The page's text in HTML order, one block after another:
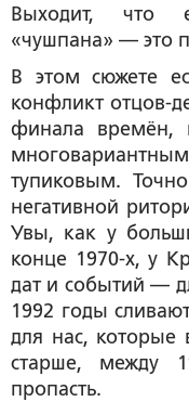
Выходит, что
«чушпана» — это
В этом сюжете
конфликт отцов-
финала времён,
тупиковым.
негативной
Увы, как у
конце 1970-х, у
дат и событий —
1992 годы
для нас, которые
старше, между
пропасть.